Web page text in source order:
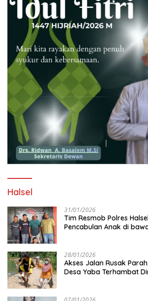
Halsel
31/01/2026
Tim Resmob Polres
Pencabulan Anak di
28/01/2026
Akses Jalan Rusak
Desa Yaba Terhambat